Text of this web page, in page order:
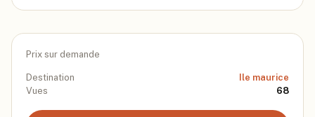
Prix sur demande
Destination
Ile maurice
Vues
68